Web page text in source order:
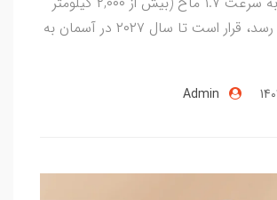
در ساعت) می رسد، قرار است تا سال ۲۰۲۷ در آسمان به
Admin